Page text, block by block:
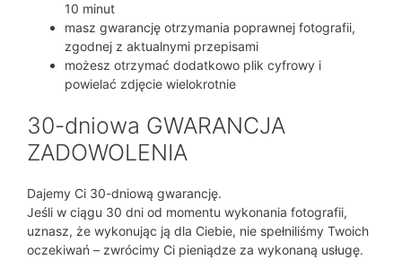
10 minut
masz gwarancję otrzymania poprawnej fotografii,
zgodnej z aktualnymi przepisami
możesz otrzymać dodatkowo plik cyfrowy i
powielać zdjęcie wielokrotnie
30-dniowa GWARANCJA
ZADOWOLENIA
Dajemy Ci 30-dniową gwarancję.
Jeśli w ciągu 30 dni od momentu wykonania fotografii,
uznasz, że wykonując ją dla Ciebie, nie spełniliśmy Twoich
oczekiwań – zwrócimy Ci pieniądze za wykonaną usługę.